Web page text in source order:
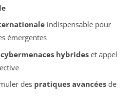
indispensable pour
émergentes
cybermenaces hybrideset appel
des pratiques avancéesde